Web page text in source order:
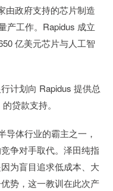
由政府支持的芯片制造
产工作。Rapidus 成立
亿美元芯片与人工智
划向 Rapidus 提供总
贷款支持。
体行业的霸主之一，
争对手取代。泽田纯指
为盲目追求低成本、大
势，这一教训在此次产